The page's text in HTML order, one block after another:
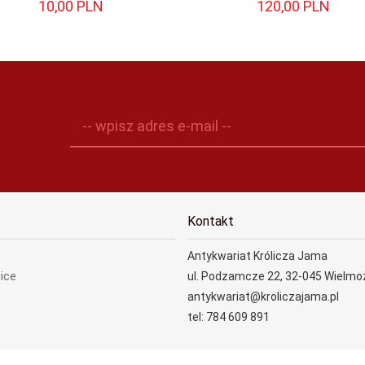
10,00 PLN 120,00 PLN
-- wpisz adres e-mail --
Kontakt
Antykwariat Królicza Jama
ul. Podzamcze 22, 32-045
antykwariat@kroliczajama.pl
tel: 784 609 891